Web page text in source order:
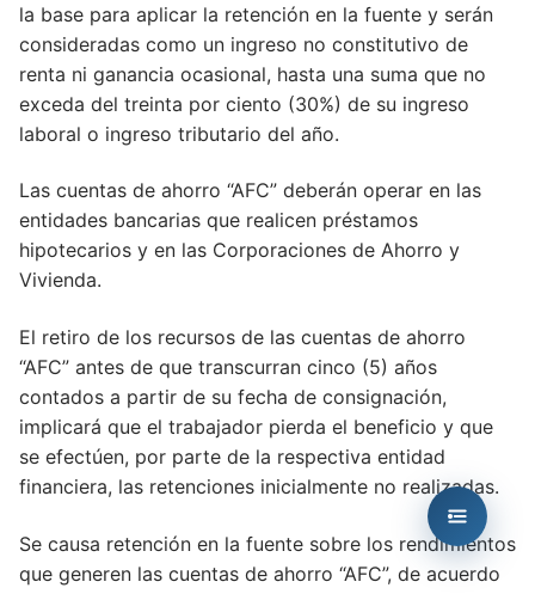
la base para aplicar la retención en la fuente y serán
consideradas como un ingreso no constitutivo de
renta ni ganancia ocasional, hasta una suma que no
exceda del treinta por ciento (30%) de su ingreso
laboral o ingreso tributario del año.
Las cuentas de ahorro “AFC” deberán operar en las
entidades bancarias que realicen préstamos
hipotecarios y en las Corporaciones de Ahorro y
Vivienda.
El retiro de los recursos de las cuentas de ahorro
“AFC” antes de que transcurran cinco (5) años
contados a partir de su fecha de consignación,
implicará que el trabajador pierda el beneficio y que
se efectúen, por parte de la respectiva entidad
financiera, las retenciones inicialmente no realizadas.
Se causa retención en la fuente sobre los rendimientos
que generen las cuentas de ahorro “AFC”, de acuerdo